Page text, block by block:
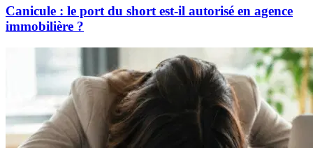
Canicule : le port du short est-il autorisé en agence
immobilière ?